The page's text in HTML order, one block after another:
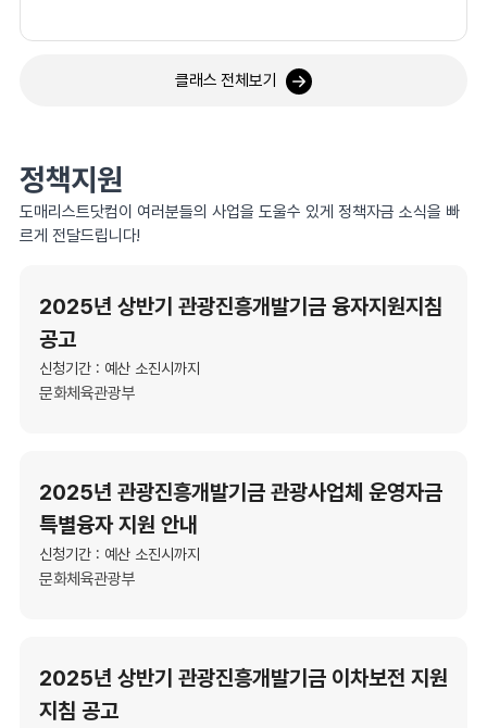
클래스 전체보기
정책지원
도매리스트닷컴이 여러분들의 사업을 도울수 있게 정책자금 소식을 빠
르게 전달드립니다!
2025년 상반기 관광진흥개발기금 융자지원지침
공고
신청기간 : 예산 소진시까지
문화체육관광부
2025년 관광진흥개발기금 관광사업체 운영자금
특별융자 지원 안내
신청기간 : 예산 소진시까지
문화체육관광부
2025년 상반기 관광진흥개발기금 이차보전 지원
지침 공고